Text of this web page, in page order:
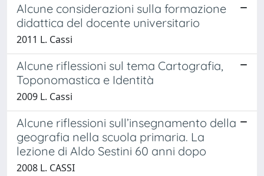
Alcune considerazioni sulla formazione
didattica del docente universitario
2011 L. Cassi
Alcune riflessioni sul tema Cartografia,
Toponomastica e Identità
2009 L. Cassi
Alcune riflessioni sull’insegnamento della
geografia nella scuola primaria. La
lezione di Aldo Sestini 60 anni dopo
2008 L. CASSI